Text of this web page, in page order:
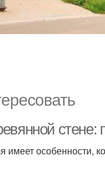
особенности,